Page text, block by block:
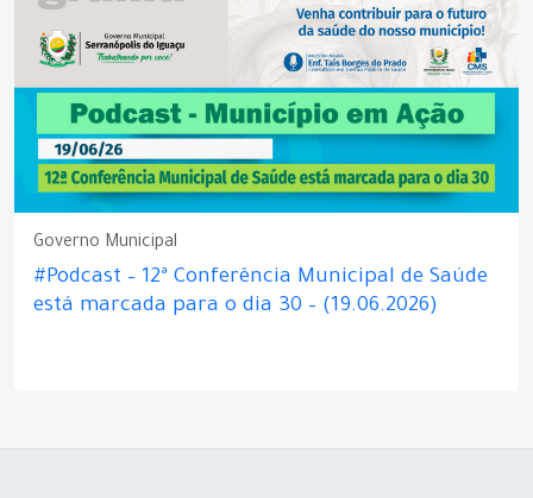
Governo Municipal
#Podcast – 12ª Conferência Municipal de Saúde
está marcada para o dia 30 – (19.06.2026)